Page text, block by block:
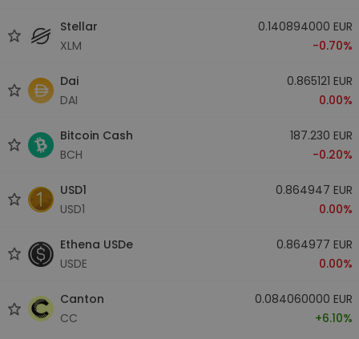
Stellar
XLM
0.140894000 EUR
-0.70%
Dai
DAI
0.865121 EUR
0.00%
Bitcoin Cash
BCH
187.230 EUR
-0.20%
USD1
USD1
0.864947 EUR
0.00%
Ethena USDe
USDE
0.864977 EUR
0.00%
Canton
CC
0.084060000 EUR
+6.10%